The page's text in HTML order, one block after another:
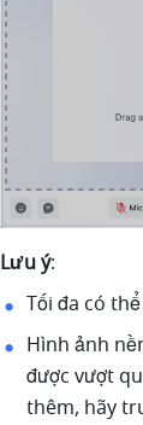
Lưu ý:
Tối đa có
Hình ảnh
được vượt
thêm, hãy